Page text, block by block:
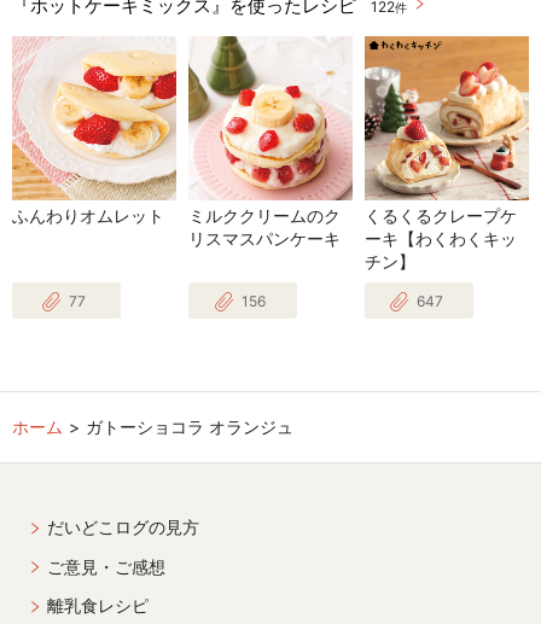
『ホットケーキミックス』を使ったレシピ 122件
ふんわりオムレット
77
ミルククリームのク
リスマスパンケーキ
156
くるくるクレープケ
ーキ【わくわくキッ
チン】
647
ホーム ガトーショコラ オランジュ
だいどこログの見方
ご意見・ご感想
離乳食レシピ